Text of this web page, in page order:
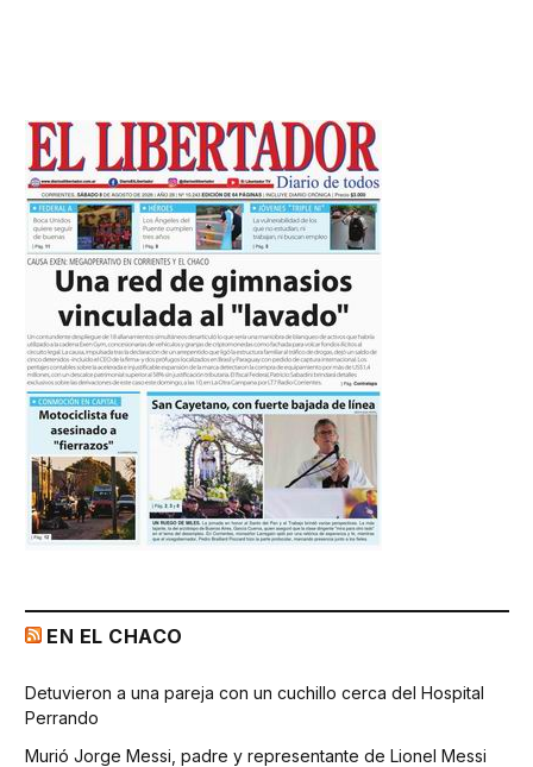
EN EL CHACO
Detuvieron a una pareja con un cuchillo cerca del Hospital
Perrando
Murió Jorge Messi, padre y representante de Lionel Messi